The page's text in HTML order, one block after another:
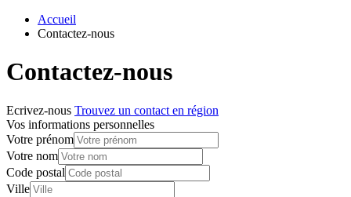
Accueil
Contactez-nous
Contactez-nous
Ecrivez-nous Trouvez un contact en région
Vos informations personnelles
Votre prénom
Votre nom
Code postal
Ville